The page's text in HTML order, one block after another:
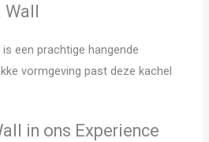
Wall
een prachtige hangende
vormgeving past deze kachel
in ons Experience